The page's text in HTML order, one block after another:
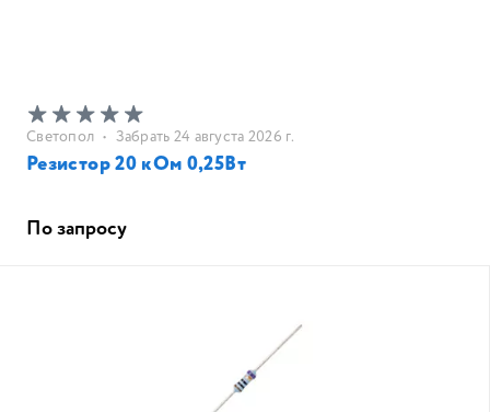
Светопол • Забрать 24 августа 2026 г.
Резистор 20 кОм 0,25Вт
По запросу